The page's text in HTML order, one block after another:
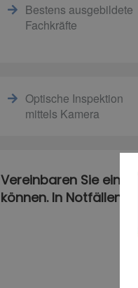
Bestens ausgebildete
Fachkräfte
Optische Inspektion
mittels Kamera
Vereinbaren Sie
können. In Notfällen